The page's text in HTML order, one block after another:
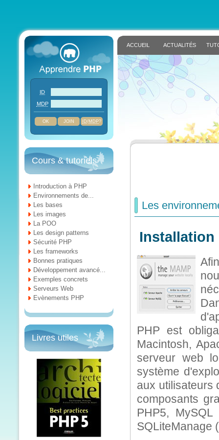
ACCUEIL ACTUALITÉS
Les
Installation
PHP est
Macintosh,
serveur web
système
aux utilisateurs
composants
PHP5,
SQLiteManage
ID
MDP
JOIN ID/MDP?
Cours & tutoriels
Introduction à PHP
Environnements de...
Les bases
Les images
La POO
Les design patterns
Sécurité PHP
Les frameworks
Bonnes pratiques
Développement avancé...
Exemples concrets
Serveurs Web
Evènements PHP
Livres utiles